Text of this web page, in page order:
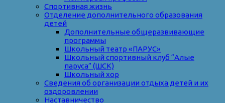
Спортивная жизнь
Отделение дополнительного образования
детей
Дополнительные общеразвивающие
программы
Школьный театр «ПАРУС»
Школьный спортивный клуб “Алые
паруса” (ШСК)
Школьный хор
Сведения об организации отдыха детей и их
оздоровлении
Наставничество